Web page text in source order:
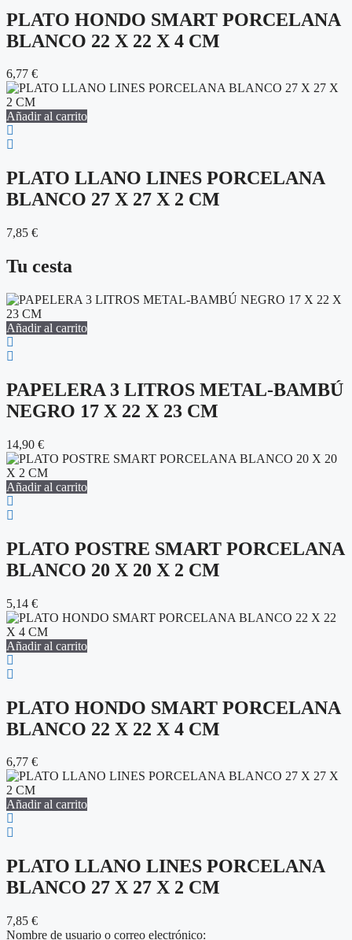
PLATO HONDO SMART PORCELANA
BLANCO 22 X 22 X 4 CM
6,77 €
Añadir al carrito
PLATO LLANO LINES PORCELANA
BLANCO 27 X 27 X 2 CM
7,85 €
Tu cesta
Añadir al carrito
PAPELERA 3 LITROS METAL-BAMBÚ
NEGRO 17 X 22 X 23 CM
14,90 €
Añadir al carrito
PLATO POSTRE SMART PORCELANA
BLANCO 20 X 20 X 2 CM
5,14 €
Añadir al carrito
PLATO HONDO SMART PORCELANA
BLANCO 22 X 22 X 4 CM
6,77 €
Añadir al carrito
PLATO LLANO LINES PORCELANA
BLANCO 27 X 27 X 2 CM
7,85 €
Nombre de usuario o correo electrónico: